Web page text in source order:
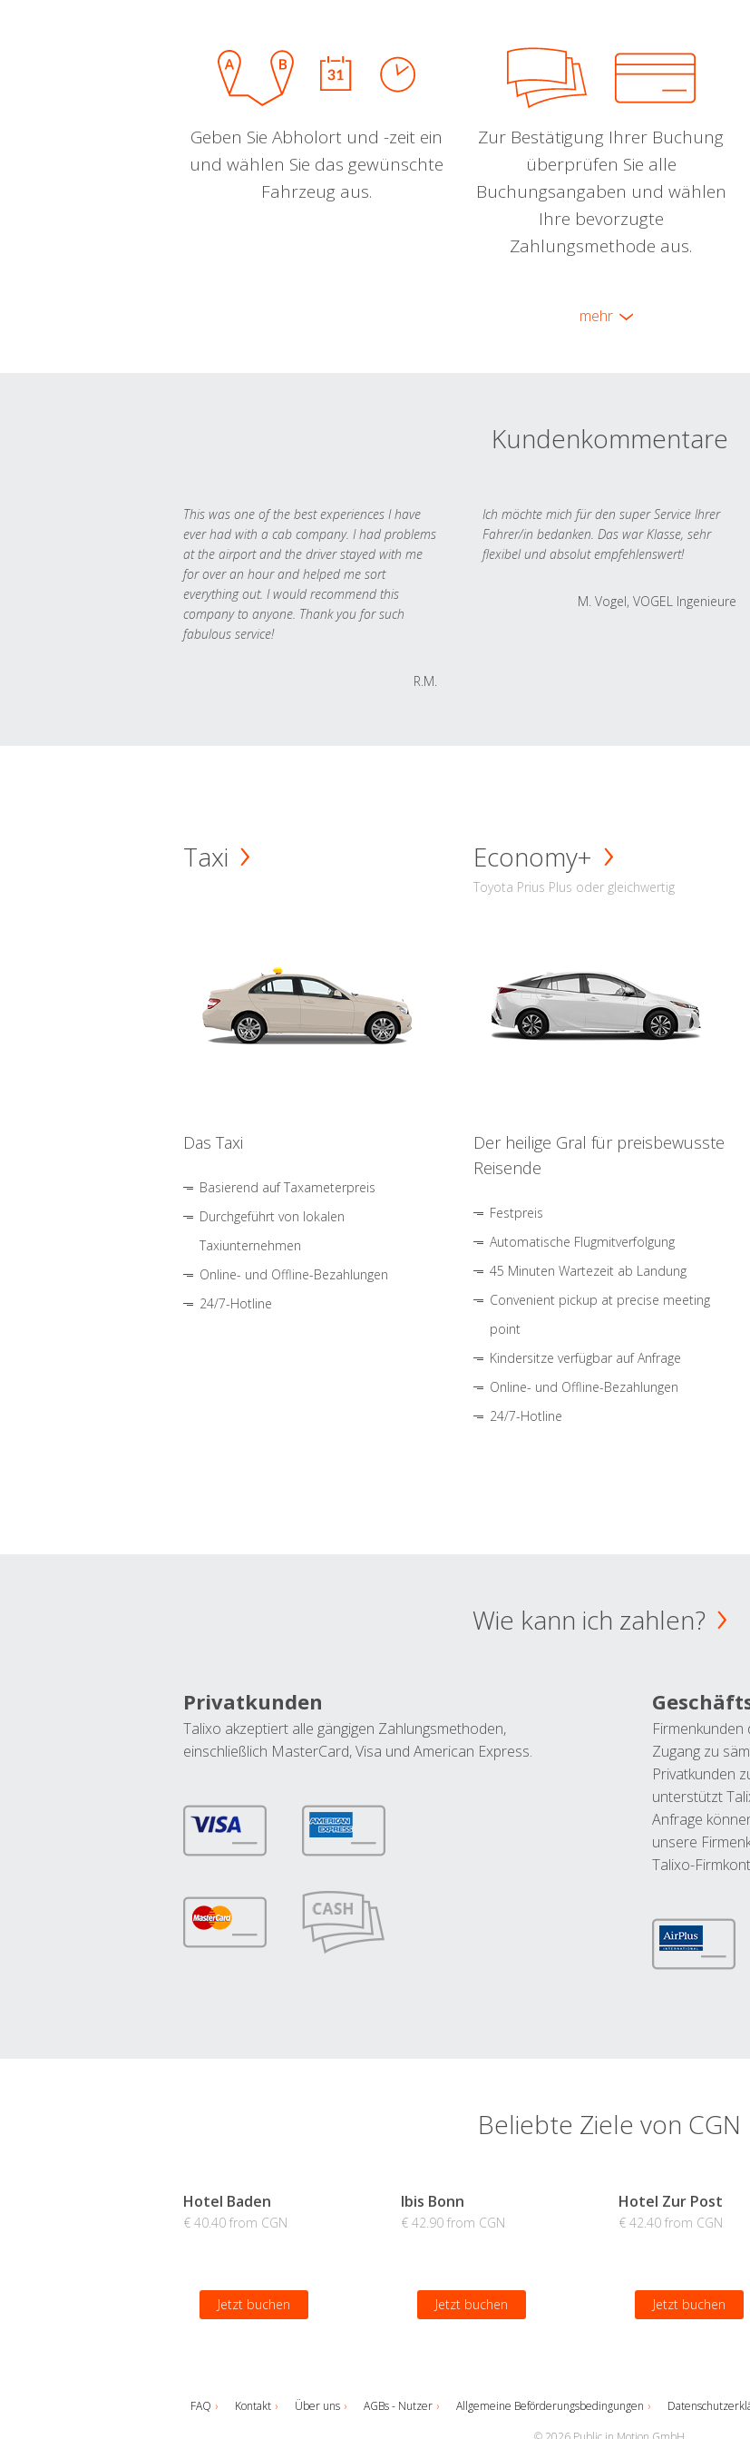
Geben Sie Abholort und -zeit ein
und wählen Sie das gewünschte
Fahrzeug aus.
Zur Bestätigung Ihrer Buchung
überprüfen Sie alle
Buchungsangaben und wählen
Ihre bevorzugte
Zahlungsmethode aus.
mehr
Kundenkommentare
This was one of the best experiences I have
ever had with a cab company. I had problems
at the airport and the driver stayed with me
for over an hour and helped me sort
everything out. I would recommend this
company to anyone. Thank you for such
fabulous service!
R.M.
Ich möchte mich für den super Service Ihrer
Fahrer/in bedanken. Das war Klasse, sehr
flexibel und absolut empfehlenswert!
M. Vogel, VOGEL Ingenieure
Taxi
Das Taxi
Basierend auf Taxameterpreis
Durchgeführt von lokalen
Taxiunternehmen
Online- und Offline-Bezahlungen
24/7-Hotline
Economy+
Toyota Prius Plus oder gleichwertig
Der heilige Gral für preisbewusste
Reisende
Festpreis
Automatische Flugmitverfolgung
45 Minuten Wartezeit ab Landung
Convenient pickup at precise meeting
point
Kindersitze verfügbar auf Anfrage
Online- und Offline-Bezahlungen
24/7-Hotline
Wie kann ich zahlen?
Privatkunden
Talixo akzeptiert alle gängigen Zahlungsmethoden,
einschließlich MasterCard, Visa und American Express.
Zugang zu
Privatkunden
unterstützt
Anfrage
unsere
Talixo-
Beliebte Ziele von CGN
Hotel Baden
€ 40.40 from CGN
Jetzt buchen
Ibis Bonn
€ 42.90 from CGN
Jetzt buchen
Hotel Zur Post
€ 42.40 from CGN
Jetzt buchen
FAQ Kontakt Über uns AGBs - Nutzer Allgemeine Beförderungsbedingungen